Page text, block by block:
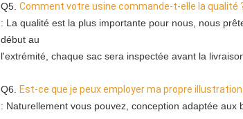
Q5. Comment votre usine commande-t-elle la qualité
: La qualité est la plus importante pour nous, nous
début au
l'extrémité, chaque sac sera inspectée avant la
Q6. Est-ce que je peux employer ma propre
: Naturellement vous pouvez, conception adaptée aux